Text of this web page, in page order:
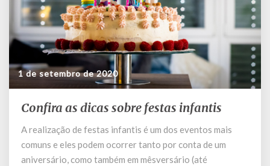
1 de setembro de 2020
Confira
dicas
sobre
festas
Confira as dicas sobre festas infantis
A realização de festas infantis é um dos eventos mais
comuns e eles podem ocorrer tanto por conta de um
aniversário, como também em mêsversário (até